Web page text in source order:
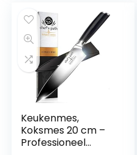
Keukenmes,
Koksmes 20 cm –
Professioneel